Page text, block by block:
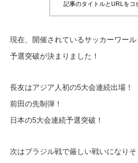
記事のタイトルとURLをコ
現在、開催されているサッカーワー
予選突破が決まりました！
長友はアジア人初の5大会連続出場！
前田の先制弾！
日本の5大会連続予選突破！
次はブラジル戦で厳しい戦いになりそ